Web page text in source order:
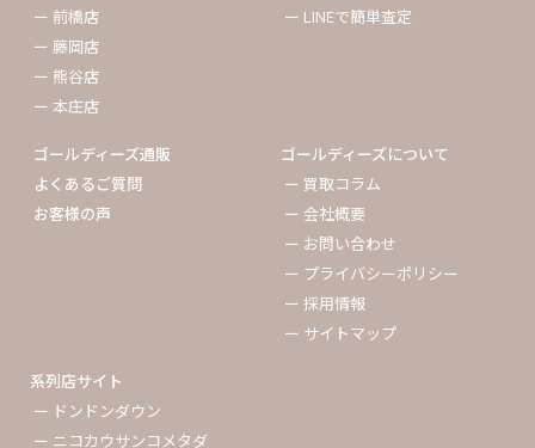
ー 前橋店
ー 藤岡店
ー 熊谷店
ー 本庄店
ー LINEで簡単査定
ゴールディーズ通販
よくあるご質問
お客様の声
ゴールディーズについて
ー 買取コラム
ー 会社概要
ー お問い合わせ
ー プライバシーポリシー
ー 採用情報
ー サイトマップ
系列店サイト
ー ドンドンダウン
ー ニコカウサンコメタダ